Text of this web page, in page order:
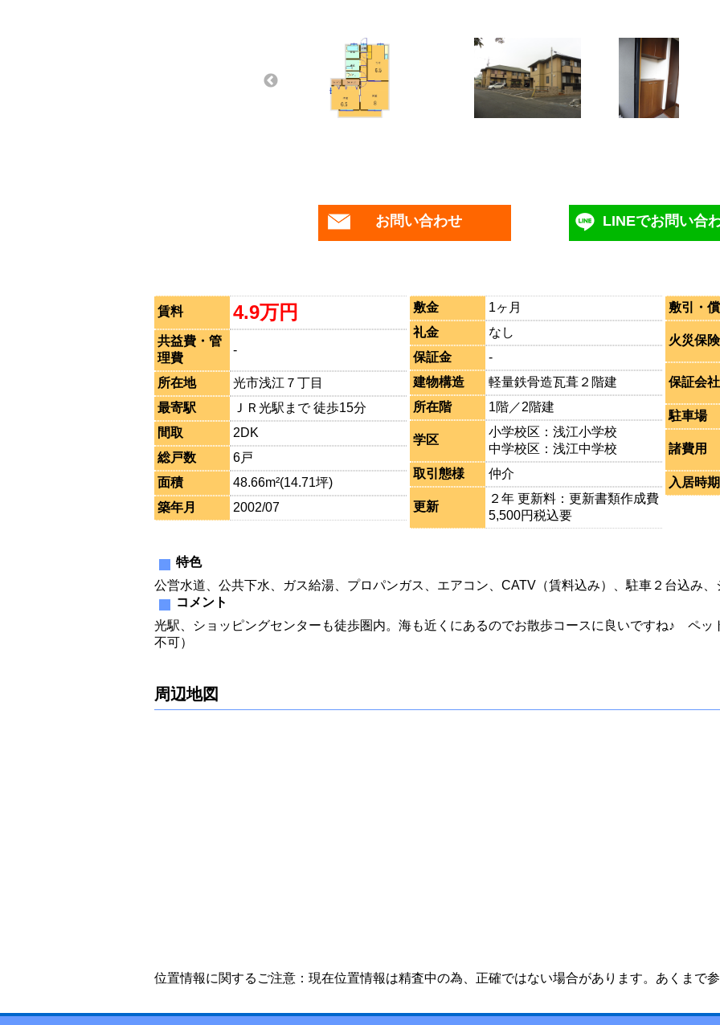
お問い合わせ LINEでお問い合
賃料 4.9万円
共益費・管
理費
-
所在地
光市浅江７丁目
最寄駅
ＪＲ光駅まで 徒歩15分
間取
2DK
総戸数
6戸
面積
48.66m²(14.71坪)
築年月
2002/07
敷金
1ヶ月
礼金
なし
保証金
-
建物構造
軽量鉄骨造瓦葺２階建
所在階
1階／2階建
学区
小学校区：浅江小学校
中学校区：浅江中学校
取引態様
仲介
更新
２年 更新料：更新書類作成費
5,500円税込要
敷引・
火災保険
保証会社
駐車場
諸費用
入居時期
特色
公営水道、公共下水、ガス給湯、プロパンガス、エアコン、CATV（賃料込み）、駐車２台込み
コメント
光駅、ショッピングセンターも徒歩圏内。海も近くにあるのでお散歩コースに良いですね♪ ペッ
不可）
周辺地図
位置情報に関するご注意：現在位置情報は精査中の為、正確ではない場合があります。あくまで